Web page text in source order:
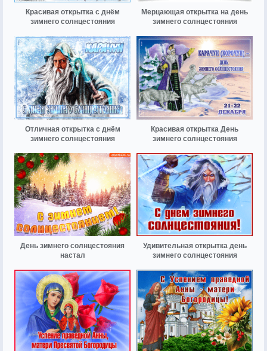
Красивая открытка с днём
зимнего солнцестояния
Мерцающая открытка на день
зимнего солнцестояния
Отличная открытка с днём
зимнего солнцестояния
Красивая открытка День
зимнего солнцестояния
День зимнего солнцестояния
настал
Удивительная открытка день
зимнего солнцестояния